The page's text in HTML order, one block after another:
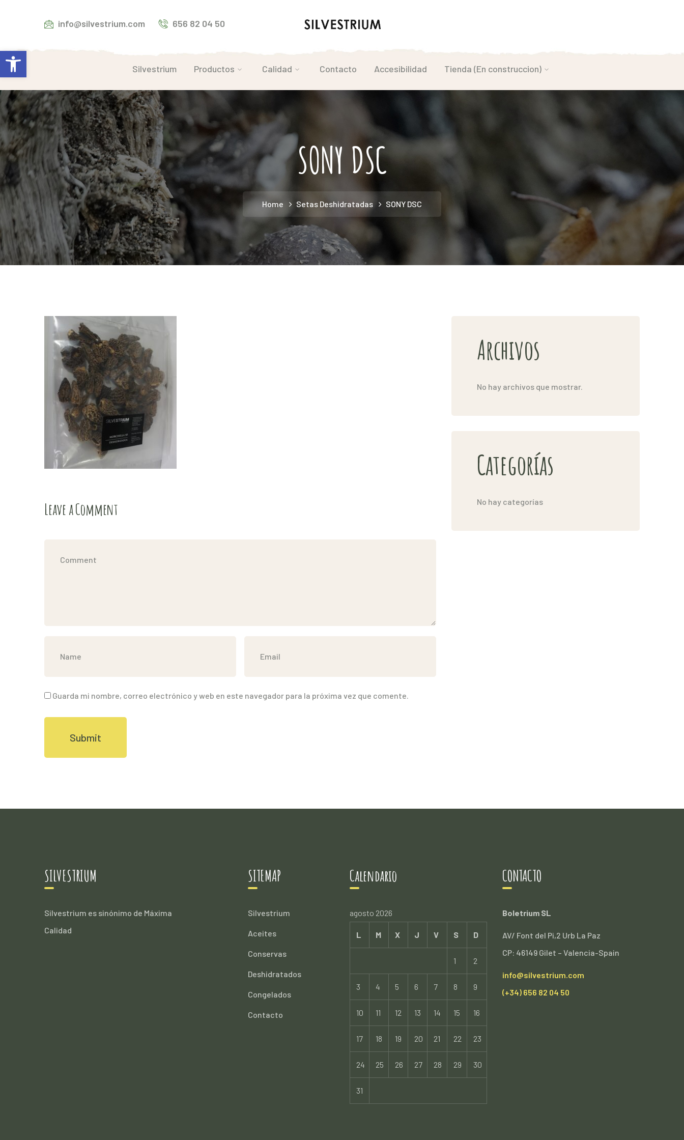
Abrir barra de herramientas
info@silvestrium.com 656 82 04 50
Silvestrium Productos Calidad Contacto Accesibilidad Tienda (En construccion)
SONY DSC
Home Setas Deshidratadas SONY DSC
Leave a Comment
Guarda mi nombre, correo electrónico y web en este navegador para la próxima vez que comente.
Archivos
No hay archivos que mostrar.
Categorías
No hay categorías
SILVESTRIUM
Silvestrium es sinónimo de Máxima
Calidad
SITEMAP
Silvestrium
Aceites
Conservas
Deshidratados
Congelados
Contacto
Calendario
agosto 2026
L M X J V S D
1 2
3 4 5 6 7 8 9
10 11 12 13 14 15 16
17 18 19 20 21 22 23
24 25 26 27 28 29 30
31
CONTACTO
Boletrium SL
AV/ Font del Pi,2 Urb La Paz
CP: 46149 Gilet – Valencia-Spain
info@silvestrium.com
(+34) 656 82 04 50